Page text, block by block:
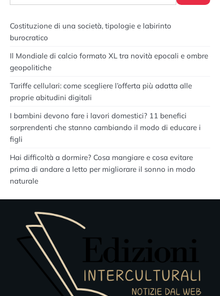
Costituzione di una società, tipologie e labirinto
burocratico
Il Mondiale di calcio formato XL tra novità epocali e ombre
geopolitiche
Tariffe cellulari: come scegliere l’offerta più adatta alle
proprie abitudini digitali
I bambini devono fare i lavori domestici? 11 benefici
sorprendenti che stanno cambiando il modo di educare i
figli
Hai difficoltà a dormire? Cosa mangiare e cosa evitare
prima di andare a letto per migliorare il sonno in modo
naturale